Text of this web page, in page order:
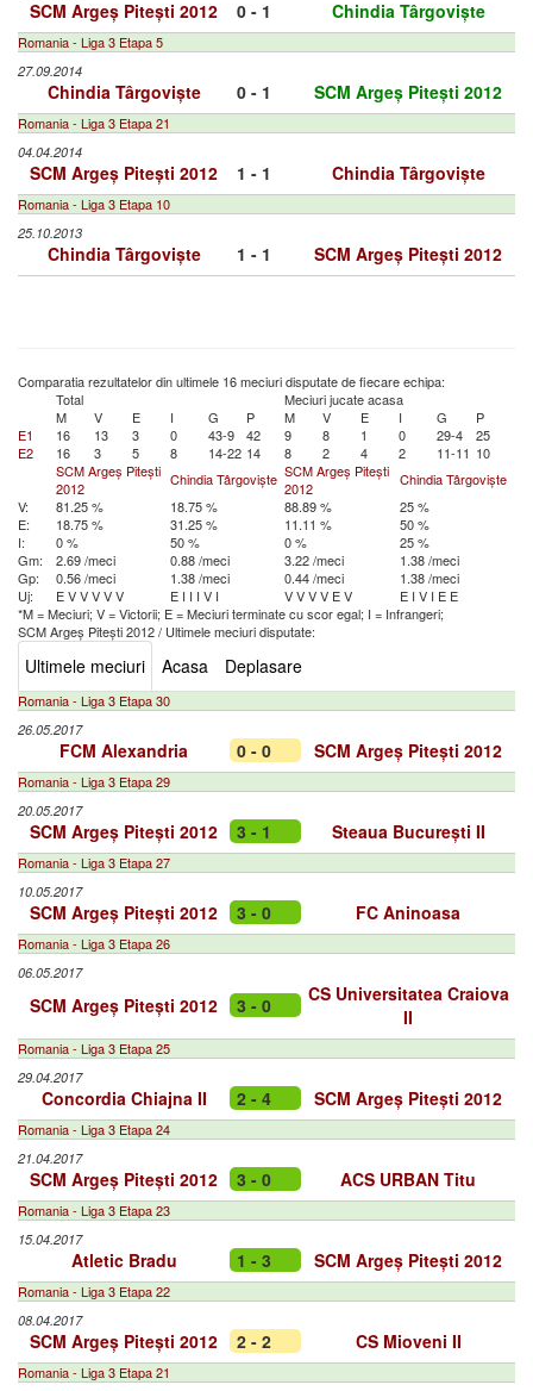
SCM Argeș Pitești 2012 0 - 1 Chindia Târgoviște
Romania - Liga 3 Etapa 5
27.09.2014
Chindia Târgoviște 0 - 1 SCM Argeș Pitești 2012
Romania - Liga 3 Etapa 21
04.04.2014
SCM Argeș Pitești 2012 1 - 1 Chindia Târgoviște
Romania - Liga 3 Etapa 10
25.10.2013
Chindia Târgoviște 1 - 1 SCM Argeș Pitești 2012
Comparatia rezultatelor din ultimele 16 meciuri disputate de fiecare echipa:
Total
Meciuri jucate acasa
M
V E I G P M V E I G
P
E1
16 13 3 0 43-9 42 9 8 1 0 29-4
25
E2
16 3 5 8 14-22 14 8 2 4 2 11-11 10
SCM Argeș Pitești
2012
Chindia Târgoviște SCM Argeș Pitești
2012
Chindia Târgoviște
V:
81.25 % 18.75 % 88.89 %
25 %
E:
18.75 % 31.25 % 11.11 %
50 %
I:
0 % 50 % 0 %
25 %
Gm:
2.69 /meci 0.88 /meci 3.22 /meci
1.38 /meci
Gp:
0.56 /meci 1.38 /meci 0.44 /meci
1.38 /meci
Uj:
EVVVVV E I I I V I VVVV EV E I V I E E
*M = Meciuri; V = Victorii; E = Meciuri terminate cu scor egal; I = Infrangeri;
SCM Argeș Pitești 2012/ Ultimele meciuri disputate:
Ultimele meciuri Acasa Deplasare
Romania - Liga 3 Etapa 30
26.05.2017
FCM Alexandria 0 - 0 SCM Argeș Pitești 2012
Romania - Liga 3 Etapa 29
20.05.2017
SCM Argeș Pitești 2012 3 - 1 Steaua București II
Romania - Liga 3 Etapa 27
10.05.2017
SCM Argeș Pitești 2012 3 - 0 FC Aninoasa
Romania - Liga 3 Etapa 26
06.05.2017
SCM Argeș Pitești 2012 3 - 0
CS Universitatea Craiova
II
Romania - Liga 3 Etapa 25
29.04.2017
Concordia Chiajna II 2 - 4 SCM Argeș Pitești 2012
Romania - Liga 3 Etapa 24
21.04.2017
SCM Argeș Pitești 2012 3 - 0 ACS URBAN Titu
Romania - Liga 3 Etapa 23
15.04.2017
Atletic Bradu 1 - 3 SCM Argeș Pitești 2012
Romania - Liga 3 Etapa 22
08.04.2017
SCM Argeș Pitești 2012 2 - 2 CS Mioveni II
Romania - Liga 3 Etapa 21